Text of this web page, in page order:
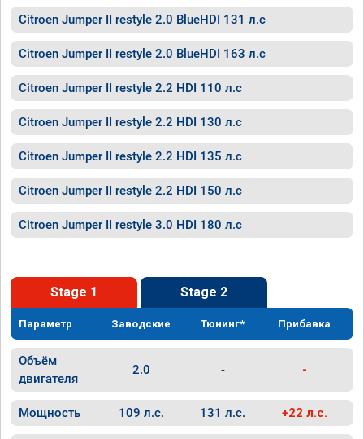
Citroen Jumper II restyle 2.0 BlueHDI 131 л.с
Citroen Jumper II restyle 2.0 BlueHDI 163 л.с
Citroen Jumper II restyle 2.2 HDI 110 л.с
Citroen Jumper II restyle 2.2 HDI 130 л.с
Citroen Jumper II restyle 2.2 HDI 135 л.с
Citroen Jumper II restyle 2.2 HDI 150 л.с
Citroen Jumper II restyle 3.0 HDI 180 л.с
Stage 1 Stage 2
Параметр Заводские Тюнинг* Прибавка
Объём
двигателя
2.0 - -
Мощность 109 л.с. 131 л.с. +22 л.с.